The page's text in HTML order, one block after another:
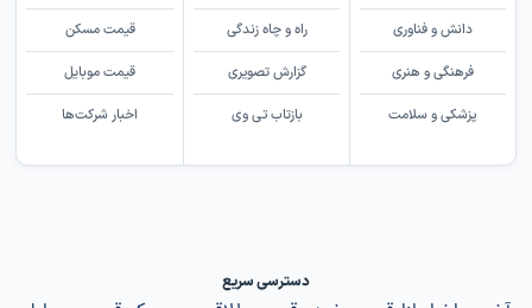
دانش و فناوری
فرهنگی و هنری
پزشکی و سلامت
راه و چاه زندگی
گزارش تصویری
بازتاب تی وی
قیمت مسکن
قیمت موبایل
اخبار شرکت‌ها
دسترسی سریع